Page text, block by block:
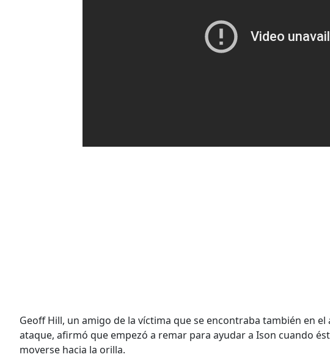
Geoff Hill, un amigo de la víctima que se encontraba también en
ataque, afirmó que empezó a remar para ayudar a Ison cuando
moverse hacia la orilla.